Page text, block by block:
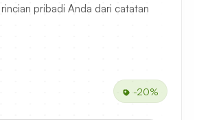
pribadi Anda dari catatan
-20%